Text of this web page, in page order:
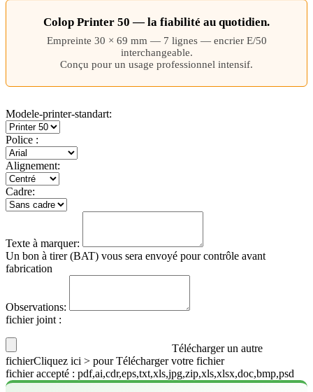
Colop Printer 50 — la fiabilité au quotidien.
Empreinte 30 × 69 mm — 7 lignes — encrier E/50
interchangeable.
Conçu pour un usage professionnel intensif.
Modele-printer-standart:
Police :
Alignement:
Cadre:
Texte à marquer:
Un bon à tirer (BAT) vous sera envoyé pour contrôle avant
fabrication
Observations:
fichier joint :
Télécharger un autre
fichierCliquez ici > pour Télécharger votre fichier
fichier accepté : pdf,ai,cdr,eps,txt,xls,jpg,zip,xls,xlsx,doc,bmp,psd